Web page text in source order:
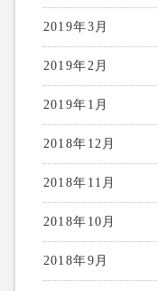
2019年3月
2019年2月
2019年1月
2018年12月
2018年11月
2018年10月
2018年9月